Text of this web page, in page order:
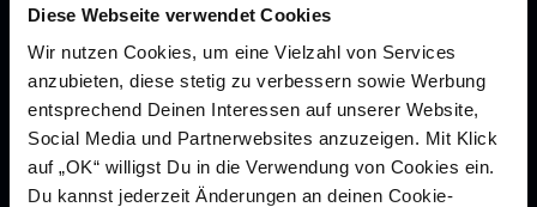
Diese Webseite verwendet Cookies
Wir nutzen Cookies, um eine Vielzahl von Services
anzubieten, diese stetig zu verbessern sowie Werbung
entsprechend Deinen Interessen auf unserer Website,
Social Media und Partnerwebsites anzuzeigen. Mit Klick
auf „OK“ willigst Du in die Verwendung von Cookies ein.
Du kannst jederzeit Änderungen an deinen Cookie-